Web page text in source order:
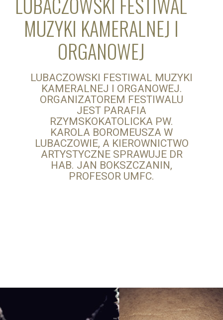
MUZYKI KAMERALNEJ I
ORGANOWEJ
LUBACZOWSKI FESTIWAL MUZYKI
KAMERALNEJ I ORGANOWEJ.
ORGANIZATOREM FESTIWALU
JEST PARAFIA
RZYMSKOKATOLICKA PW.
KAROLA BOROMEUSZA W
LUBACZOWIE, A KIEROWNICTWO
ARTYSTYCZNE SPRAWUJE DR
HAB. JAN BOKSZCZANIN,
PROFESOR UMFC.